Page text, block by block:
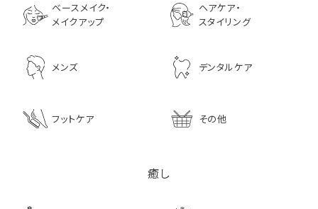
ベースメイク・
メイクアップ
ヘアケア・
スタイリング
メンズ デンタルケア
フットケア その他
癒し